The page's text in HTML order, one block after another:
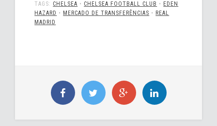
TAGS: CHELSEA • CHELSEA FOOTBALL CLUB • EDEN
HAZARD • MERCADO DE TRANSFERÊNCIAS • REAL
MADRID